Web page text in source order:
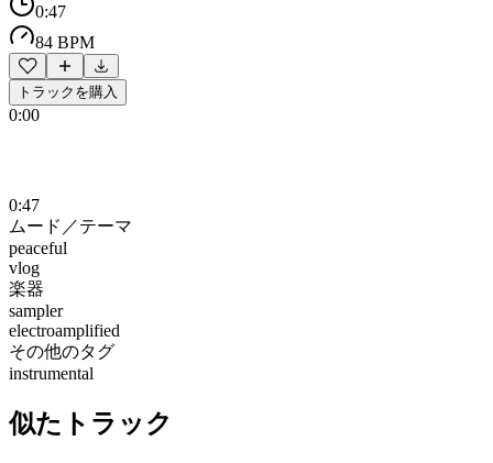
0:47
84 BPM
トラックを購入
0:00
0:47
ムード／テーマ
peaceful
vlog
楽器
sampler
electroamplified
その他のタグ
instrumental
似たトラック